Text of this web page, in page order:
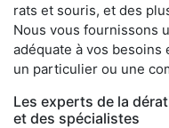
rats et souris, et des
Nous vous fournissons
adéquate à vos besoins
un particulier ou une
Les experts de la
et des spécialistes